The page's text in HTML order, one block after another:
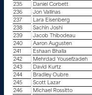
235
Daniel Corbett
236
Jon Vallinas
237
Lara Eisenberg
238
Sachin Joshi
239
Jacob Thibodeau
240
Aaron Augusten
241
Eshaan Bhalla
242
Mehrdad Yousefzadeh
243
David Kurtz
244
Bradley Oubre
245
Scott Lazar
246
Michael Rossitto